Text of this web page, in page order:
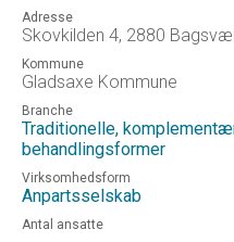
Adresse
Skovkilden 4, 2880
Kommune
Gladsaxe Kommune
Branche
Traditionelle,
behandlingsformer
Virksomhedsform
Anpartsselskab
Antal ansatte